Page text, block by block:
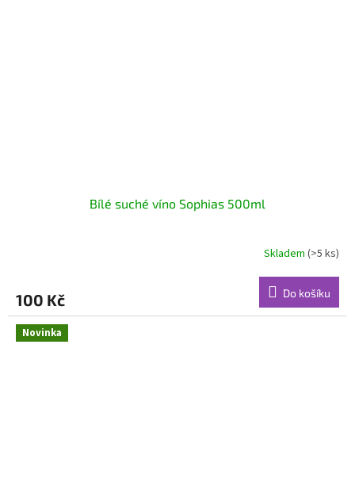
Bílé suché víno Sophias 500ml
Skladem (>5 ks)
100 Kč Do košíku
Novinka